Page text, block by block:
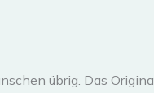
übrig. Das